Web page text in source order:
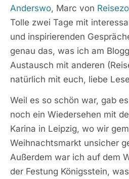
Anderswo, Marc von
Tolle zwei Tage mit
und inspirierenden
genau das, was ich am
Austausch mit anderen
natürlich mit euch, liebe
Weil es so schön war, gab
noch ein Wiedersehen mit
Karina in Leipzig, wo wir
Weihnachtsmarkt unsicher
Außerdem war ich auf dem
der Festung Königsstein,